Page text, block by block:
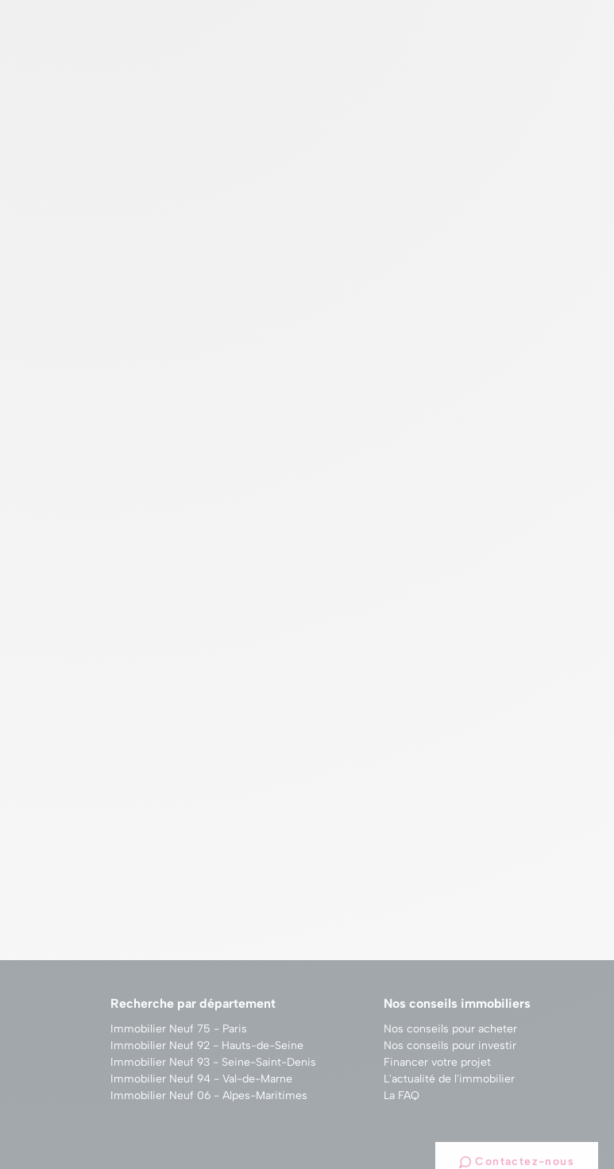
Recherche par département
Immobilier Neuf 75 - Paris
Immobilier Neuf 92 - Hauts-de-Seine
Immobilier Neuf 93 - Seine-Saint-Denis
Immobilier Neuf 94 - Val-de-Marne
Immobilier Neuf 06 - Alpes-Maritimes
Nos conseils immobiliers
Nos conseils pour acheter
Nos conseils pour investir
Financer votre projet
L'actualité de l'immobilier
La FAQ
Contactez-nous